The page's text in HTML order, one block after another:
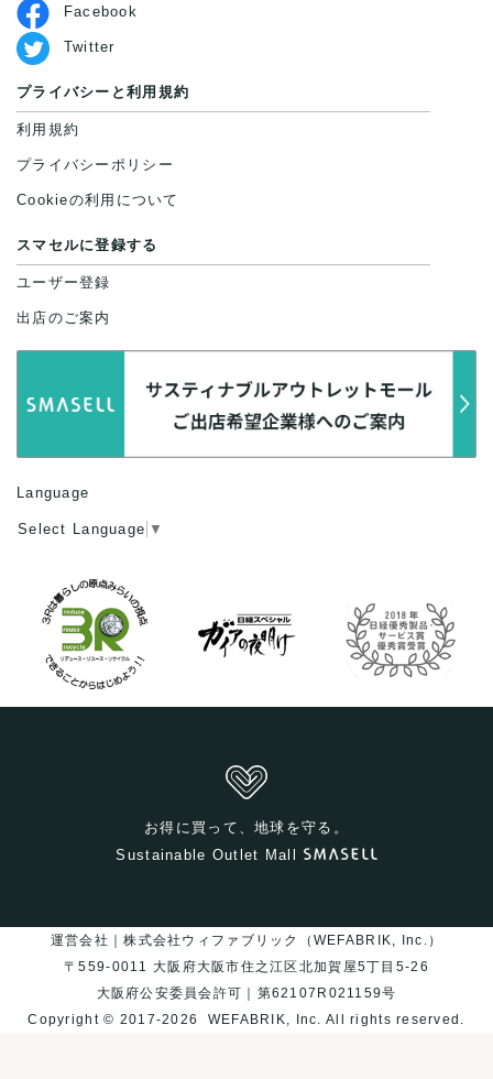
Facebook
Twitter
プライバシーと利用規約
利用規約
プライバシーポリシー
Cookieの利用について
スマセルに登録する
ユーザー登録
出店のご案内
Language
Select Language ▼
お得に買って、地球を守る。
Sustainable Outlet Mall
運営会社｜株式会社ウィファブリック（WEFABRIK, Inc.）
〒559-0011 大阪府大阪市住之江区北加賀屋5丁目5-26
大阪府公安委員会許可｜第62107R021159号
Copyright © 2017-2026
WEFABRIK, Inc.All rights reserved.